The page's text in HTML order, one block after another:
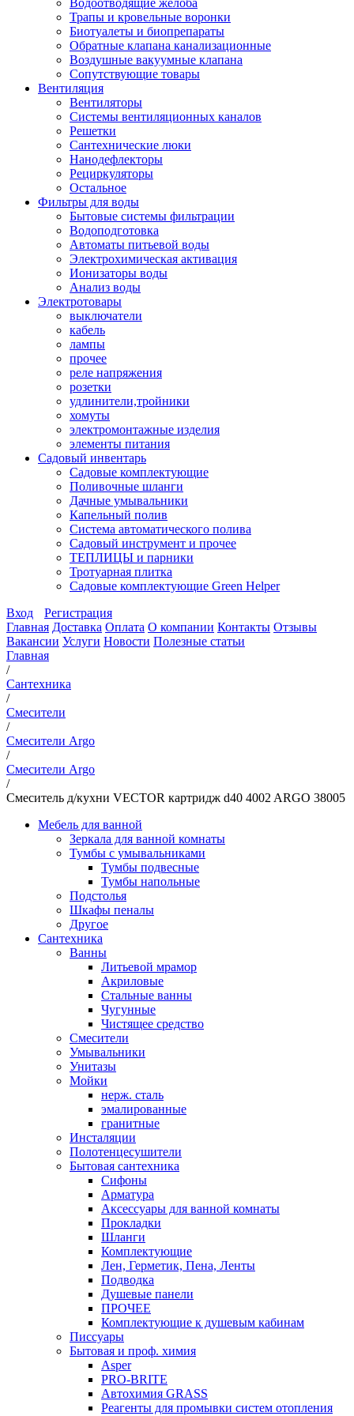
Водоотводящие желоба
Трапы и кровельные воронки
Биотуалеты и биопрепараты
Обратные клапана канализационные
Воздушные вакуумные клапана
Сопутствующие товары
Вентиляция
Вентиляторы
Системы вентиляционных каналов
Решетки
Сантехнические люки
Нанодефлекторы
Рециркуляторы
Остальное
Фильтры для воды
Бытовые системы фильтрации
Водоподготовка
Автоматы питьевой воды
Электрохимическая активация
Ионизаторы воды
Анализ воды
Электротовары
выключатели
кабель
лампы
прочее
реле напряжения
розетки
удлинители,тройники
хомуты
электромонтажные изделия
элементы питания
Садовый инвентарь
Садовые комплектующие
Поливочные шланги
Дачные умывальники
Капельный полив
Система автоматического полива
Садовый инструмент и прочее
ТЕПЛИЦЫ и парники
Тротуарная плитка
Садовые комплектующие Green Helper
Вход
Регистрация
Главная Доставка Оплата О компании Контакты Отзывы
Вакансии Услуги Новости Полезные статьи
Главная
/
Сантехника
/
Смесители
/
Смесители Argo
/
Смесители Argo
/
Смеситель д/кухни VECTOR картридж d40 4002 ARGO 38005
Мебель для ванной
Зеркала для ванной комнаты
Тумбы с умывальниками
Тумбы подвесные
Тумбы напольные
Подстолья
Шкафы пеналы
Другое
Сантехника
Ванны
Литьевой мрамор
Акриловые
Стальные ванны
Чугунные
Чистящее средство
Смесители
Умывальники
Унитазы
Мойки
нерж. сталь
эмалированные
гранитные
Инсталяции
Полотенцесушители
Бытовая сантехника
Сифоны
Арматура
Аксессуары для ванной комнаты
Прокладки
Шланги
Комплектующие
Лен, Герметик, Пена, Ленты
Подводка
Душевые панели
ПРОЧЕЕ
Комплектующие к душевым кабинам
Писсуары
Бытовая и проф. химия
Asper
PRO-BRITE
Автохимия GRASS
Реагенты для промывки систем отопления